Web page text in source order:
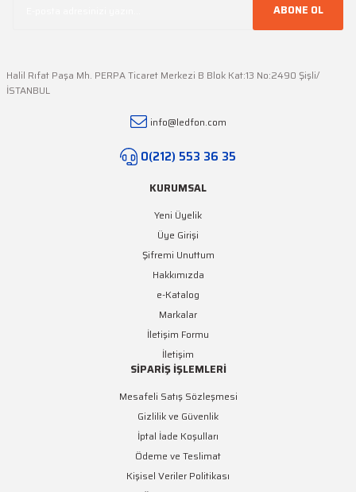
ABONE OL
Halil Rıfat Paşa Mh. PERPA Ticaret Merkezi B Blok Kat:13 No:2490 Şişli/
İSTANBUL
info@ledfon.com
0(212) 553 36 35
KURUMSAL
Yeni Üyelik
Üye Girişi
Şifremi Unuttum
Hakkımızda
e-Katalog
Markalar
İletişim Formu
İletişim
SİPARİŞ İŞLEMLERİ
Mesafeli Satış Sözleşmesi
Gizlilik ve Güvenlik
İptal İade Koşulları
Ödeme ve Teslimat
Kişisel Veriler Politikası